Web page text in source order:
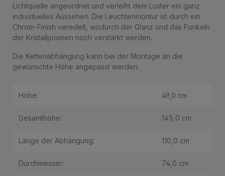
Lichtquelle angeordnet und verleiht dem Luster ein ganz
individuelles Aussehen. Die Leuchtenmontur ist durch ein
Chrom-Finish veredelt, wodurch der Glanz und das Funkeln
der Kristallprismen noch verstärkt werden.
Die Kettenabhängung kann bei der Montage an die
gewünschte Höhe angepasst werden.
Höhe: 49,0 cm
Gesamthöhe: 145,0 cm
Länge der Abhängung: 110,0 cm
Durchmesser: 74,0 cm